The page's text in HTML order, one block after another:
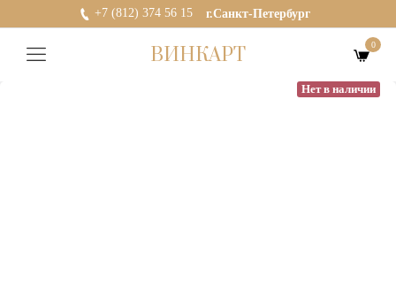
+7 (812) 374 56 15 г.Санкт-Петербург
ВИНКАРТ 0
Нет в наличии